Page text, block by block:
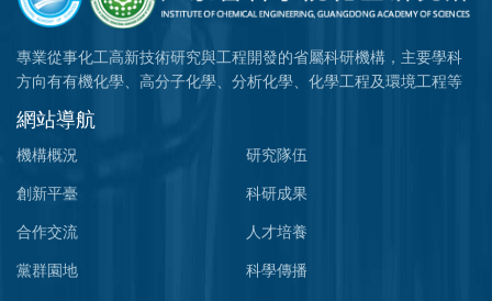
專業從事化工高新技術研究與工程開發的省屬科研機構，主要學科
方向有有機化學、高分子化學、分析化學、化學工程及環境工程等
網站導航
機構概況 研究隊伍
創新平臺 科研成果
合作交流 人才培養
黨群園地 科學傳播